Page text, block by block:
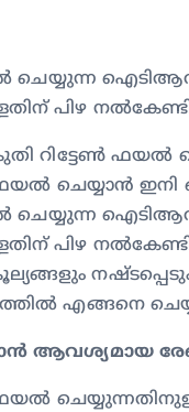
ചെയ്യുന്ന
പിഴ
റിട്ടേൺ ഫയൽ
ചെയ്യാൻ
ചെയ്യുന്ന
പിഴ
എങ്ങനെ
ആവശ്യമായ